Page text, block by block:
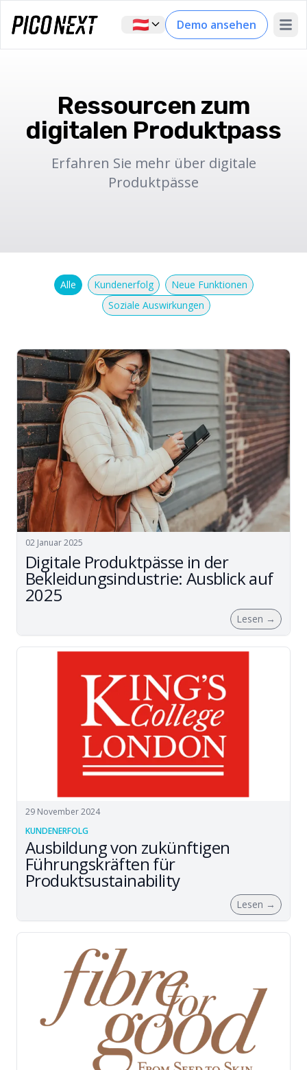
🇦🇹 Demo ansehen Open
Ressourcen zum
digitalen Produktpass
Erfahren Sie mehr über digitale
Produktpässe
Alle Kundenerfolg
Neue Funktionen
Soziale Auswirkungen
02 Januar 2025
Digitale Produktpässe in der
Bekleidungsindustrie: Ausblick auf
2025
Lesen →
29 November 2024
KUNDENERFOLG
Ausbildung von zukünftigen
Führungskräften für
Produktsustainability
Lesen →